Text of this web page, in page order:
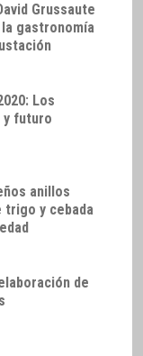
Grussaute
gastronomía
Los
y futuro
anillos
trigo y cebada
de